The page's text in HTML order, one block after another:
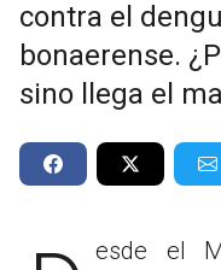
contra el
bonaerense.
sino llega el